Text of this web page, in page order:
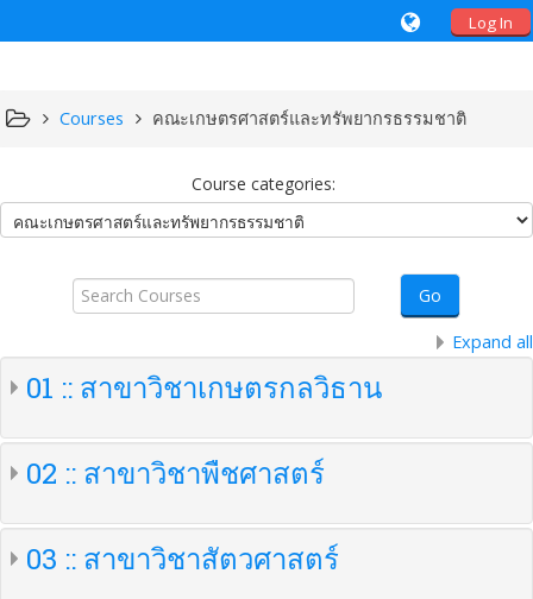
Log In
Courses คณะเกษตรศาสตร์และทรัพยากรธรรมชาติ
Course categories:
Courses
Go
Expand all
01 :: สาขาวิชาเกษตรกลวิธาน
02 :: สาขาวิชาพืชศาสตร์
03 :: สาขาวิชาสัตวศาสตร์